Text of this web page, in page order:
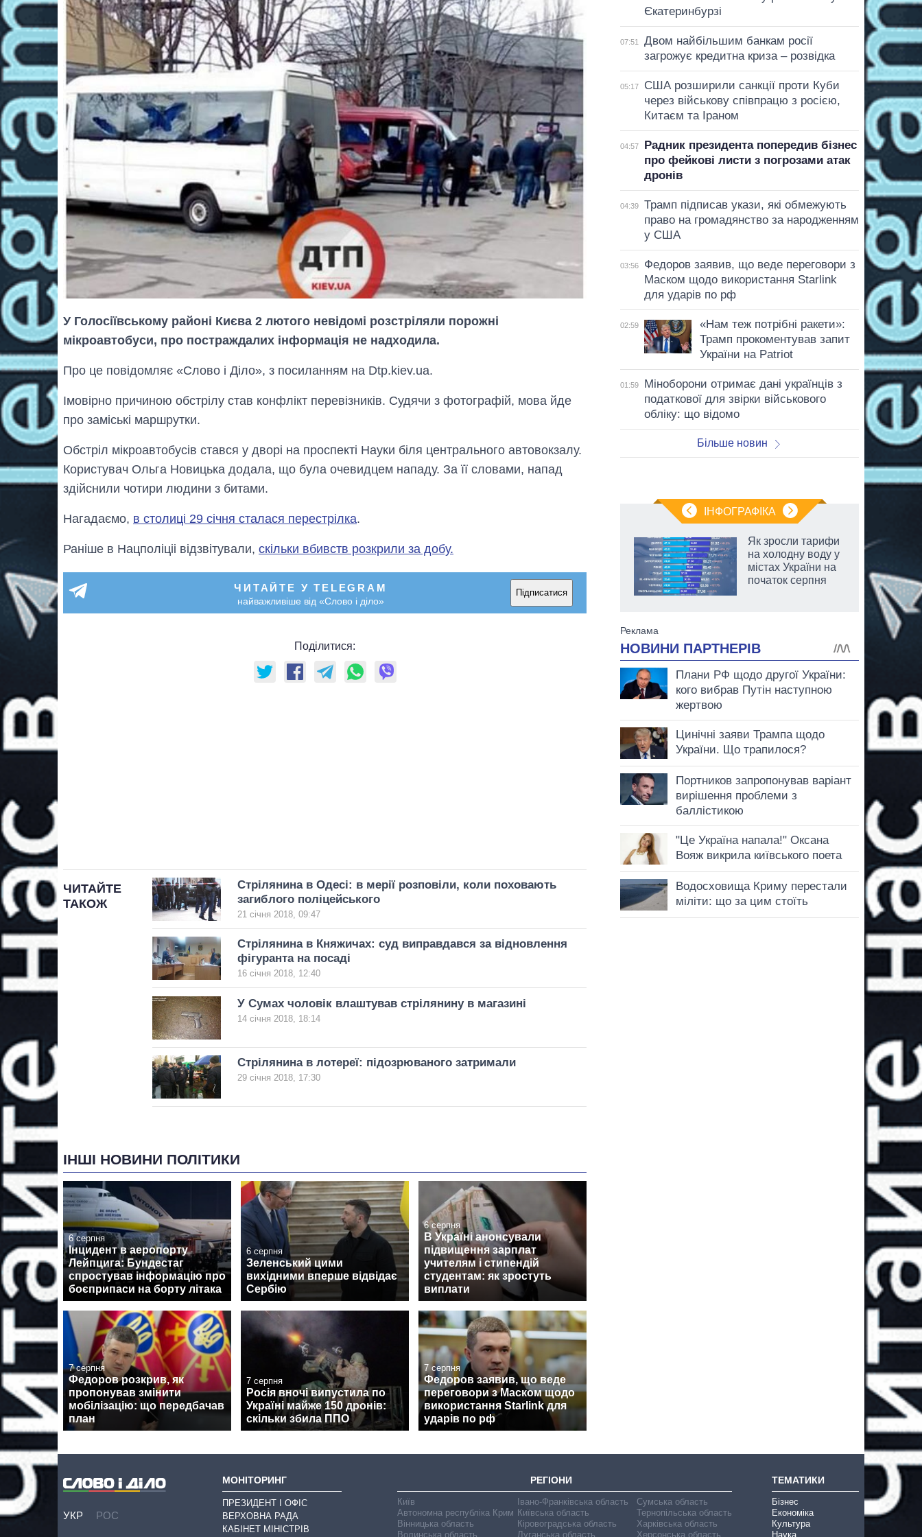
У Голосіївському районі Києва 2 лютого невідомі розстріляли порожні
мікроавтобуси, про постраждалих інформація не надходила.
Про це повідомляє «Слово і Діло», з посиланням на Dtp.kiev.ua.
Імовірно причиною обстрілу став конфлікт перевізників. Судячи з фотографій, мова йде
про заміські маршрутки.
Обстріл мікроавтобусів стався у дворі на проспекті Науки біля центрального автовокзалу.
Користувач Ольга Новицька додала, що була очевидцем нападу. За її словами, напад
здійснили чотири людини з битами.
Нагадаємо, в столиці 29 січня сталася перестрілка.
Раніше в Нацполіціі відзвітували, скільки вбивств розкрили за добу.
ЧИТАЙТЕ У TELEGRAM
найважливіше від «Слово і діло»
Підписатися
Поділитися:
ЧИТАЙТЕ
ТАКОЖ
Стрілянина в Одесі: в мерії розповіли, коли поховають
загиблого поліцейського
21 січня 2018, 09:47
Стрілянина в Княжичах: суд виправдався за відновлення
фігуранта на посаді
16 січня 2018, 12:40
У Сумах чоловік влаштував стрілянину в магазині
14 січня 2018, 18:14
Стрілянина в лотереї: підозрюваного затримали
29 січня 2018, 17:30
ІНШІ НОВИНИ ПОЛІТИКИ
6 серпня
Інцидент в аеропорту
Лейпцига: Бундестаг
спростував інформацію про
боєприпаси на борту літака
6 серпня
Зеленський цими
вихідними вперше відвідає
Сербію
6 серпня
В Україні анонсували
підвищення зарплат
учителям і стипендій
студентам: як зростуть
виплати
7 серпня
Федоров розкрив, як
пропонував змінити
мобілізацію: що передбачав
план
7 серпня
Росія вночі випустила по
Україні майже 150 дронів:
скільки збила ППО
7 серпня
Федоров заявив, що веде
переговори з Маском щодо
використання Starlink для
ударів по рф
Єкатеринбурзі
07:51
Двом найбільшим банкам росії
загрожує кредитна криза – розвідка
05:17
США розширили санкції проти Куби
через військову співпрацю з росією,
Китаєм та Іраном
04:57
Радник президента попередив бізнес
про фейкові листи з погрозами атак
дронів
04:39
Трамп підписав укази, які обмежують
право на громадянство за народженням
у США
03:56
Федоров заявив, що веде переговори з
Маском щодо використання Starlink
для ударів по рф
02:59
«Нам теж потрібні ракети»:
Трамп прокоментував запит
України на Patriot
01:59
Міноборони отримає дані українців з
податкової для звірки військового
обліку: що відомо
Більше новин
ІНФОГРАФІКА
область стали
головною ціллю
рф
Як зросли тарифи
на холодну воду у
містах України на
початок серпня
УКР РОС
МОНІТОРИНГ
ПРЕЗИДЕНТ І ОФІС
ВЕРХОВНА РАДА
КАБІНЕТ МІНІСТРІВ
РЕГІОНИ
Київ
Автономна республіка Крим
Вінницька область
Волинська область
Івано-Франківська область
Київська область
Кіровоградська область
Луганська область
Сумська область
Тернопільська область
Харківська область
Херсонська область
ТЕМАТИКИ
Бізнес
Економіка
Культура
Наука